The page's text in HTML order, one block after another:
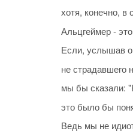
хотя, конечно, в
Альцгеймер -
Если, услышав о
не страдавшего
мы бы сказали:
это было бы
Ведь мы не